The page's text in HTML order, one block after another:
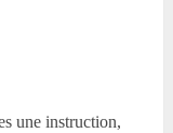
une instruction,